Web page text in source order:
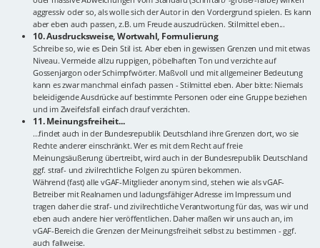
aggressiv oder so, als wolle sich der Autor in den Vordergrund spielen. Es kann
aber eben auch passen, z.B. um Freude auszudrücken. Stilmittel eben...
10. Ausdrucksweise, Wortwahl, Formulierung
Schreibe so, wie es Dein Stil ist. Aber eben in gewissen Grenzen und mit etwas
Niveau. Vermeide allzu ruppigen, pöbelhaften Ton und verzichte auf
Gossenjargon oder Schimpfwörter. Maßvoll und mit allgemeiner Bedeutung
kann es zwar manchmal einfach passen - Stilmittel eben. Aber bitte: Niemals
beleidigende Ausdrücke auf bestimmte Personen oder eine Gruppe beziehen
und im Zweifelsfall einfach drauf verzichten.
11. Meinungsfreiheit...
...findet auch in der Bundesrepublik Deutschland ihre Grenzen dort, wo sie
Rechte anderer einschränkt. Wer es mit dem Recht auf freie
Meinungsäußerung übertreibt, wird auch in der Bundesrepublik Deutschland
ggf. straf- und zivilrechtliche Folgen zu spüren bekommen.
Während (fast) alle vGAF-Mitglieder anonym sind, stehen wie als vGAF-
Betreiber mit Realnamen und ladungsfähiger Adresse im Impressum und
tragen daher die straf- und zivilrechtliche Verantwortung für das, was wir und
eben auch andere hier veröffentlichen. Daher maßen wir uns auch an, im
vGAF-Bereich die Grenzen der Meinungsfreiheit selbst zu bestimmen - ggf.
auch fallweise.